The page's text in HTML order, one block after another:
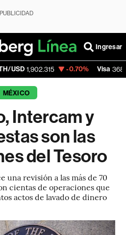
PUBLICIDAD
Ingresar
-0.70% Visa 368.54 -
MÉXICO
Intercam y
son las
del Tesoro
una revisión a las más de 70
cientas de operaciones que
actos de lavado de dinero